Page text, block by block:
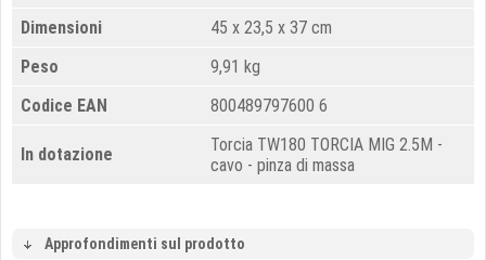
Dimensioni
45 x 23,5 x 37 cm
Peso
9,91 kg
Codice EAN
800489797600 6
In dotazione
Torcia TW180 TORCIA MIG 2.5M -
cavo - pinza di massa
Approfondimenti sul prodotto